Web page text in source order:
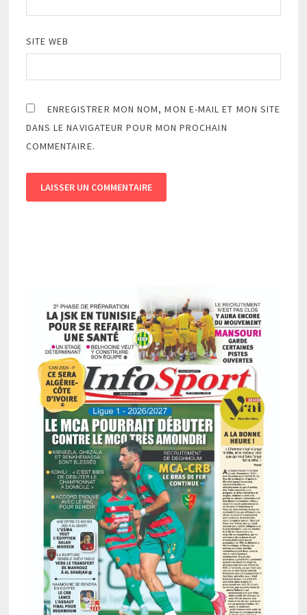
SITE WEB
ENREGISTRER MON NOM, MON E-MAIL ET MON SITE
DANS LE NAVIGATEUR POUR MON PROCHAIN
COMMENTAIRE.